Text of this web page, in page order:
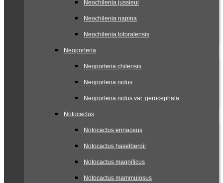
Neochilenia jussieui
Neochilenia napina
Neochilenia totoralensis
Neoporteria
Neoporteria chilensis
Neoporteria nidus
Neoporteria nidus var. gerocephala
Notocactus
Notocactus erinaceus
Notocactus haselbergii
Notocactus magnificus
Notocactus mammulosus